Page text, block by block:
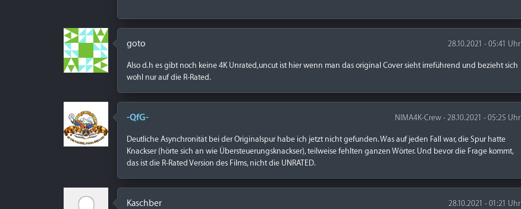
goto 28.10.2021 - 05:41 Uhr
Also d.h es gibt noch keine 4K Unrated,uncut ist hier wenn man das original Cover sieht irreführend und bezieht sich
wohl nur auf die R-Rated.
-QfG- NIMA4K-Crew - 28.10.2021 - 05:25 Uhr
Deutliche Asynchronität bei der Originalspur habe ich jetzt nicht gefunden. Was auf jeden Fall war, die Spur hatte
Knackser (hörte sich an wie Übersteuerungsknackser), teilweise fehlten ganzen Wörter. Und bevor die Frage kommt,
das ist die R-Rated Version des Films, nicht die UNRATED.
Kaschber 28.10.2021 - 01:21 Uhr